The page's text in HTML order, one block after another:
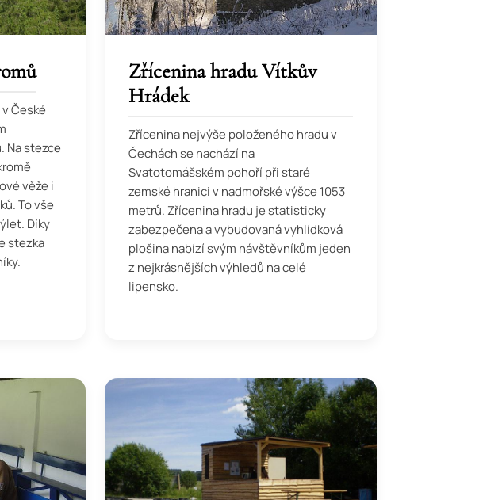
České
Na stezce
věže i
To vše
Díky
stezka
Zřícenina hradu Vítkův
Hrádek
Zřícenina nejvýše položeného hradu v
Čechách se nachází na
Svatotomášském pohoří při staré
zemské hranici v nadmořské výšce 1053
metrů. Zřícenina hradu je statisticky
zabezpečena a vybudovaná vyhlídková
plošina nabízí svým návštěvníkům jeden
z nejkrásnějších výhledů na celé
lipensko.